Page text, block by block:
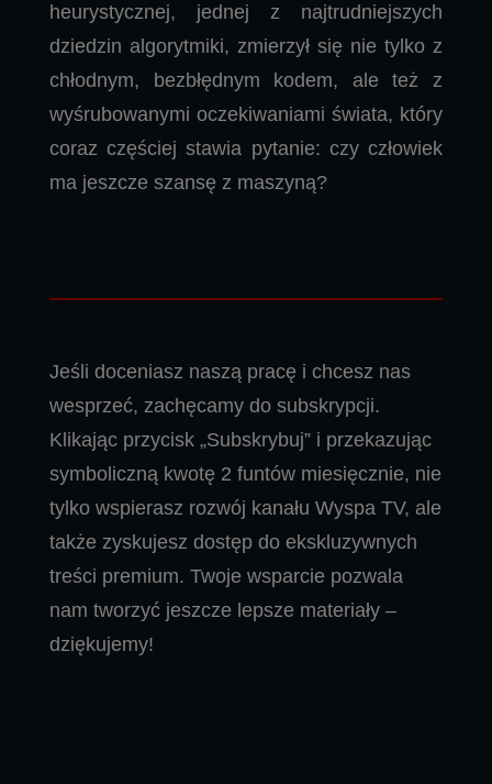
heurystycznej, jednej z najtrudniejszych
dziedzin algorytmiki, zmierzył się nie tylko z
chłodnym, bezbłędnym kodem, ale też z
wyśrubowanymi oczekiwaniami świata, który
coraz częściej stawia pytanie: czy człowiek
ma jeszcze szansę z maszyną?
Jeśli doceniasz naszą pracę i chcesz nas
wesprzeć, zachęcamy do subskrypcji.
Klikając przycisk „Subskrybuj” i przekazując
symboliczną kwotę 2 funtów miesięcznie, nie
tylko wspierasz rozwój kanału Wyspa TV, ale
także zyskujesz dostęp do ekskluzywnych
treści premium. Twoje wsparcie pozwala
nam tworzyć jeszcze lepsze materiały –
dziękujemy!